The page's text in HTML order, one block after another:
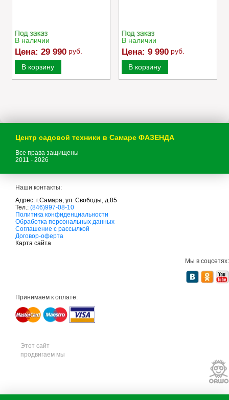
В наличии
Цена: 29 990 руб.
В корзину
В наличии
Цена: 9 990 руб.
В корзину
Центр садовой техники в Самаре ФАЗЕНДА
Все права защищены
2011 - 2026
Наши контакты:
Адрес: г.Самара, ул. Свободы, д.85
Тел.: (846)997-08-10
с
а
д
о
в
и
к
а
м
т
е
Политика конфиденциальности
Обработка персональных данных
Соглашение с рассылкой
Договор-оферта
Карта сайта
Мы в соцсетях:
Принимаем к оплате:
Этот сайт
продвигаем мы